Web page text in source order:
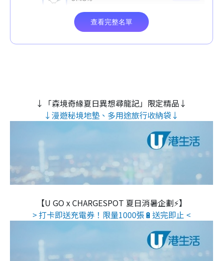
↓「森境奇緣夏日異想尋龍記」限定精品↓
↓漫遊秘境地墊、多用途旅行收納袋↓
【U GO x CHARGESPOT 夏日消暑企劃⚡】
> 打卡即送充電券！限量1000張🔋送完即止 <